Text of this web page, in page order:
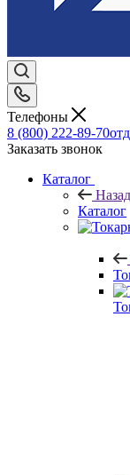
Телефоны
8 (800) 222-89-70
Заказать звонок
Каталог
Назад
Каталог